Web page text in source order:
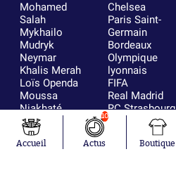
Mohamed
Salah
Mykhailo
Mudryk
Neymar
Khalis Merah
Loïs Openda
Moussa
Niakhaté
Nicolás
Tagliafico
Pavel Šulc
Chelsea
Paris Saint-
Germain
Bordeaux
Olympique
lyonnais
FIFA
Real Madrid
RC Strasbourg
AC Milan
RC Lens
Accueil
10
Actus Boutique